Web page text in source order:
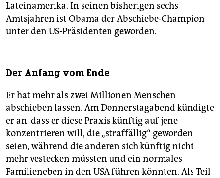
Lateinamerika. In seinen bisherigen sechs
Amtsjahren ist Obama der Abschiebe-Champion
unter den US-Präsidenten geworden.
Der Anfang vom Ende
Er hat mehr als zwei Millionen Menschen
abschieben lassen. Am Donnerstagabend kündigte
er an, dass er diese Praxis künftig auf jene
konzentrieren will, die „straffällig“ geworden
seien, während die anderen sich künftig nicht
mehr vestecken müssten und ein normales
Familieneben in den USA führen könnten. Als Teil